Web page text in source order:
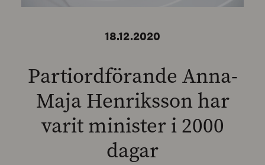
SEARCH
18.12.2020
Partiordförande Anna-
Maja Henriksson har
varit minister i 2000
dagar